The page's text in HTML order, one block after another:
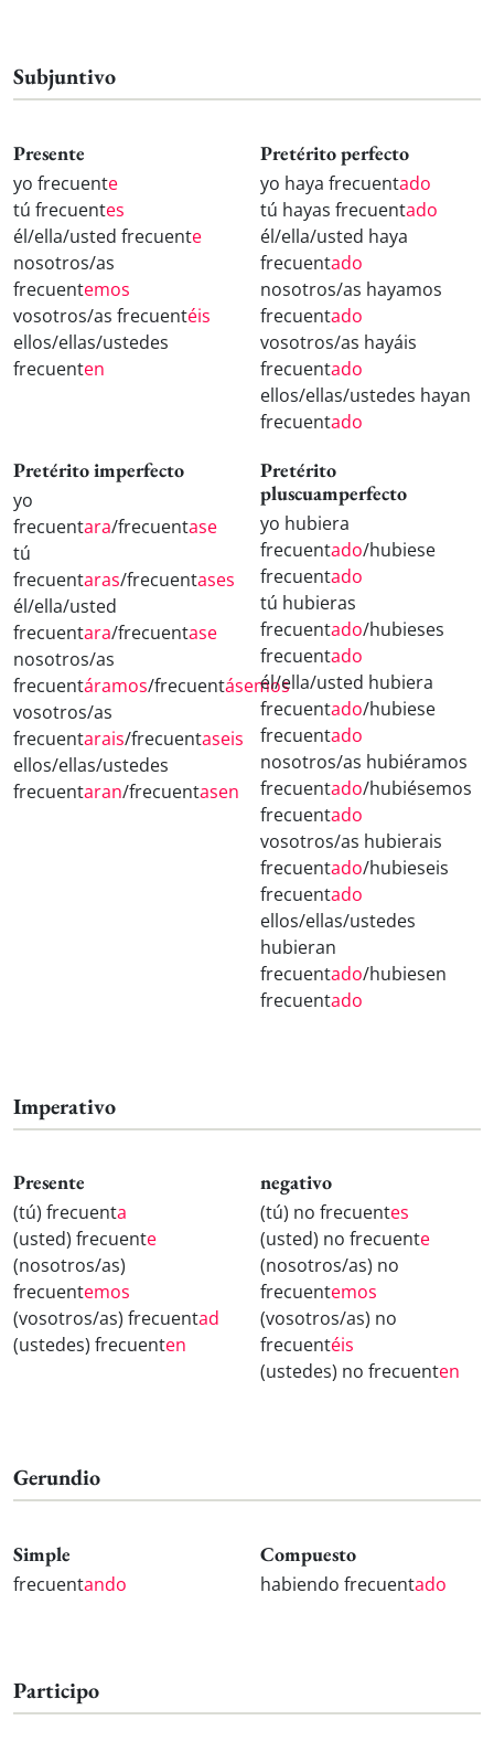
Subjuntivo
Presente
yo frecuente
tú frecuentes
él/ella/usted frecuente
nosotros/as
frecuentemos
vosotros/as frecuentéis
ellos/ellas/ustedes
frecuenten
Pretérito perfecto
yo haya frecuentado
tú hayas frecuentado
él/ella/usted haya
frecuentado
nosotros/as hayamos
frecuentado
vosotros/as hayáis
frecuentado
ellos/ellas/ustedes hayan
frecuentado
Pretérito imperfecto
yo
frecuentara/frecuentase
tú
frecuentaras/frecuentases
él/ella/usted
frecuentara/frecuentase
nosotros/as
frecuentáramos/frecuentásemos
vosotros/as
frecuentarais/frecuentaseis
ellos/ellas/ustedes
frecuentaran/frecuentasen
Pretérito
pluscuamperfecto
yo hubiera
frecuentado/hubiese
frecuentado
tú hubieras
frecuentado/hubieses
frecuentado
él/ella/usted hubiera
frecuentado/hubiese
frecuentado
nosotros/as hubiéramos
frecuentado/hubiésemos
frecuentado
vosotros/as hubierais
frecuentado/hubieseis
frecuentado
ellos/ellas/ustedes
hubieran
frecuentado/hubiesen
frecuentado
Imperativo
Presente
(tú) frecuenta
(usted) frecuente
(nosotros/as)
frecuentemos
(vosotros/as) frecuentad
(ustedes) frecuenten
negativo
(tú) no frecuentes
(usted) no frecuente
(nosotros/as) no
frecuentemos
(vosotros/as) no
frecuentéis
(ustedes) no frecuenten
Gerundio
Simple
frecuentando
Compuesto
habiendo frecuentado
Participo